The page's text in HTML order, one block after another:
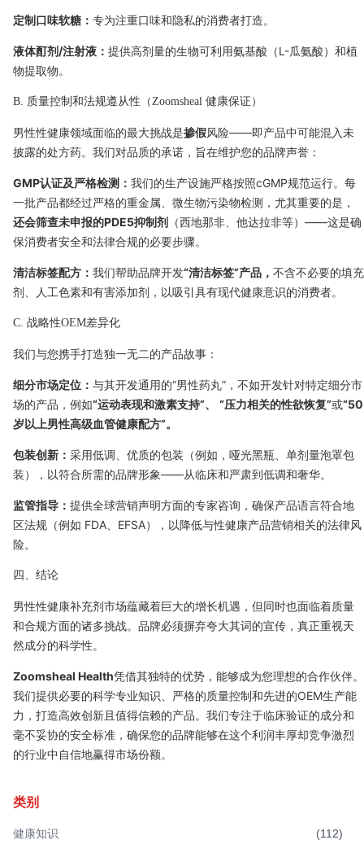
定制口味软糖： 专为注重口味和隐私的消费者打造。
液体酊剂/注射液： 提供高剂量的生物可利用氨基酸（L-瓜氨酸）和植
物提取物。
B. 质量控制和法规遵从性（Zoomsheal 健康保证）
男性性健康领域面临的最大挑战是掺假风险——即产品中可能混入未
披露的处方药。我们对品质的承诺，旨在维护您的品牌声誉：
GMP认证及严格检测： 我们的生产设施严格按照cGMP规范运行。每
一批产品都经过严格的重金属、微生物污染物检测，尤其重要的是，
还会筛查未申报的PDE5抑制剂 （西地那非、他达拉非等）——这是确
保消费者安全和法律合规的必要步骤。
清洁标签配方： 我们帮助品牌开发“清洁标签”产品， 不含不必要的填充
剂、人工色素和有害添加剂，以吸引具有现代健康意识的消费者。
C. 战略性OEM差异化
我们与您携手打造独一无二的产品故事：
细分市场定位： 与其开发通用的“男性药丸”，不如开发针对特定细分市
场的产品，例如“运动表现和激素支持”、 “压力相关的性欲恢复”或“50
岁以上男性高级血管健康配方”。
包装创新： 采用低调、优质的包装（例如，哑光黑瓶、单剂量泡罩包
装），以符合所需的品牌形象——从临床和严肃到低调和奢华。
监管指导： 提供全球营销声明方面的专家咨询，确保产品语言符合地
区法规（例如 FDA、EFSA），以降低与性健康产品营销相关的法律风
险。
四、结论
男性性健康补充剂市场蕴藏着巨大的增长机遇，但同时也面临着质量
和合规方面的诸多挑战。品牌必须摒弃夸大其词的宣传，真正重视天
然成分的科学性。
Zoomsheal Health凭借其独特的优势，能够成为您理想的合作伙伴。
我们提供必要的科学专业知识、严格的质量控制和先进的OEM生产能
力，打造高效创新且值得信赖的产品。我们专注于临床验证的成分和
毫不妥协的安全标准，确保您的品牌能够在这个利润丰厚却竞争激烈
的行业中自信地赢得市场份额。
类别
健康知识 (112)